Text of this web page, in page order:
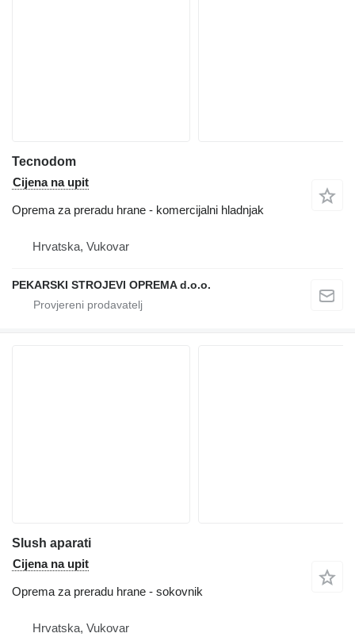
Tecnodom
Cijena na upit
Oprema za preradu hrane - komercijalni hladnjak
Hrvatska, Vukovar
PEKARSKI STROJEVI OPREMA d.o.o.
Slush aparati
Cijena na upit
Oprema za preradu hrane - sokovnik
Hrvatska, Vukovar